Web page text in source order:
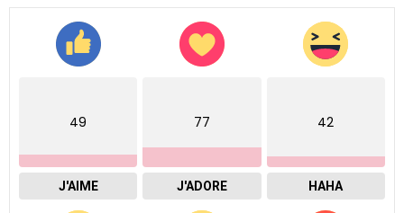
49
J'AIME
77
J'ADORE
42
HAHA